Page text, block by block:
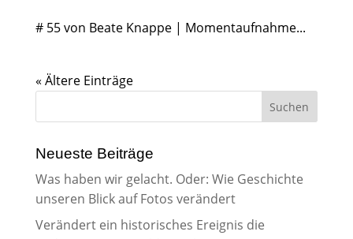
# 55 von Beate Knappe | Momentaufnahme...
« Ältere Einträge
Neueste Beiträge
Was haben wir gelacht. Oder: Wie Geschichte
unseren Blick auf Fotos verändert
Verändert ein historisches Ereignis die